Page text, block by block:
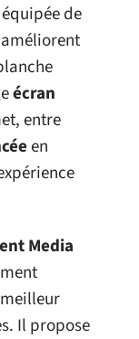
de
écran
entre
en
Media
Il propose